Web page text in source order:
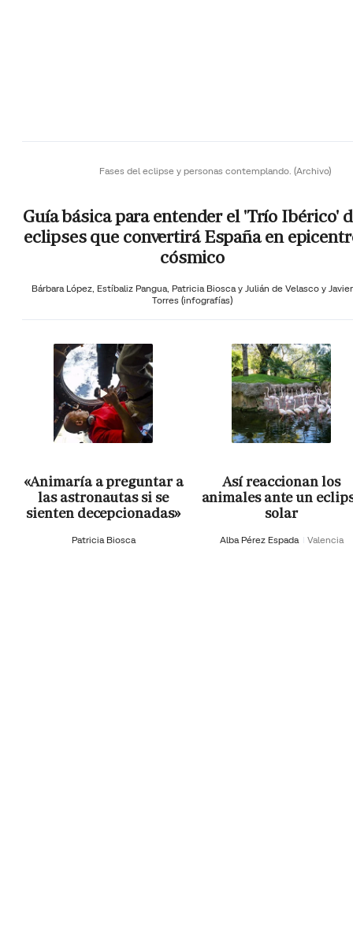
Fases del eclipse y personas contemplando. (Archivo)
Guía básica para entender el 'Trío Ibérico'
eclipses que convertirá España en
cósmico
Bárbara López, Estíbaliz Pangua, Patricia Biosca y Julián de Velasco y Javier
Torres (infografías)
«Animaría a preguntar a
las astronautas si se
sienten decepcionadas»
Patricia Biosca
Así reaccionan los
animales ante un
solar
Alba Pérez Espada Valencia